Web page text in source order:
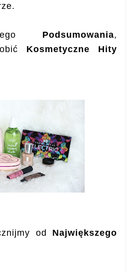
Podsumowania,
Kosmetyczne Hity
od Największego